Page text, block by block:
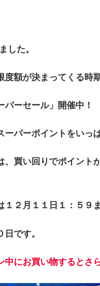
した。
度額が決まってくる
ーセール」開催中！
ーパーポイントをいっ
、買い回りでポイント
１２月１１日１：５９
です。
中にお買い物するとさ